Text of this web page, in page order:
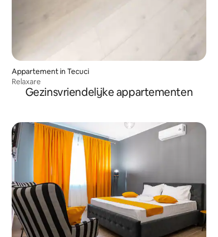
Appartement in Tecuci
Relaxare
Gezinsvriendelijke appartementen